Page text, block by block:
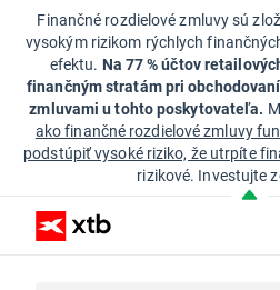
Finančné rozdielové zmluvy sú
vysokým rizikom rýchlych
efektu. Na 77 % účtov
finančným stratám pri
zmluvami u tohto poskytovateľa.
ako finančné rozdielové zmluvy
podstúpiť vysoké riziko, že utrpíte
rizikové. Investujte